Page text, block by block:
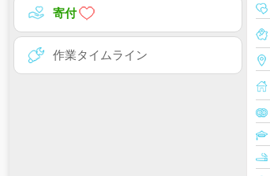
寄付
作業タイムライン